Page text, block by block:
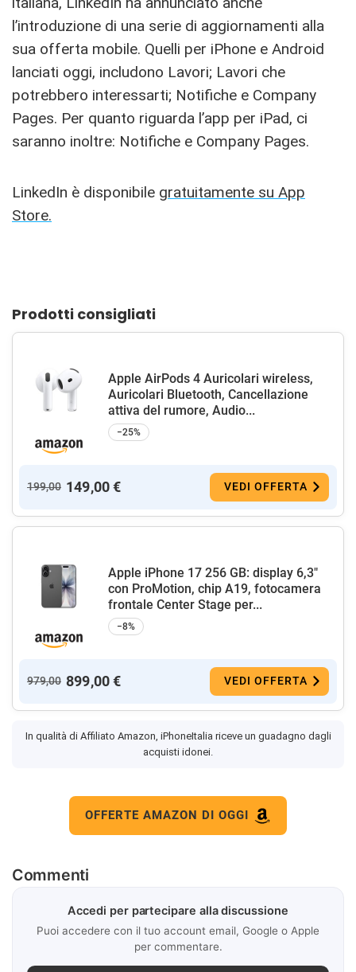
l’introduzione di una serie di aggiornamenti alla
sua offerta mobile. Quelli per iPhone e Android
lanciati oggi, includono Lavori; Lavori che
potrebbero interessarti; Notifiche e Company
Pages. Per quanto riguarda l’app per iPad, ci
saranno inoltre: Notifiche e Company Pages.
LinkedIn è disponibile gratuitamente su App
Store.
Prodotti consigliati
Apple AirPods 4 Auricolari wireless,
Auricolari Bluetooth, Cancellazione
attiva del rumore, Audio...
−25%
199,00 149,00 € VEDI OFFERTA
Apple iPhone 17 256 GB: display 6,3"
con ProMotion, chip A19, fotocamera
frontale Center Stage per...
−8%
979,00 899,00 € VEDI OFFERTA
In qualità di Affiliato Amazon, iPhoneItalia riceve un guadagno dagli
acquisti idonei.
OFFERTE AMAZON DI OGGI
Commenti
Accedi per partecipare alla discussione
Puoi accedere con il tuo account email, Google o Apple
per commentare.